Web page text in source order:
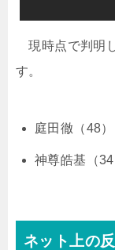
現時点で判明
す。
庭田徹（48
神尊皓基（
ネット上の